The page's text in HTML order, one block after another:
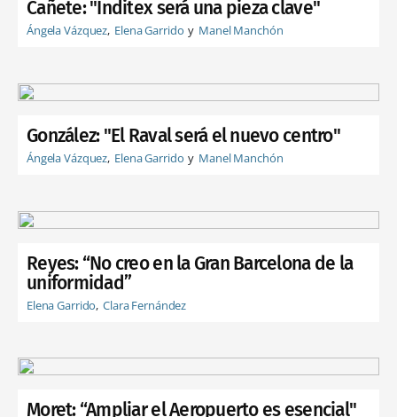
Cañete: "Inditex será una pieza clave"
Ángela Vázquez Elena Garrido Manel Manchón
González: "El Raval será el nuevo centro"
Ángela Vázquez Elena Garrido Manel Manchón
Reyes: “No creo en la Gran Barcelona de la
uniformidad”
Elena Garrido Clara Fernández
Moret: “Ampliar el Aeropuerto es esencial"